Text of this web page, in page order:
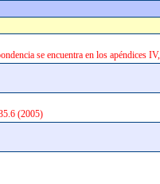
se encuentra en los apéndices
(2005)